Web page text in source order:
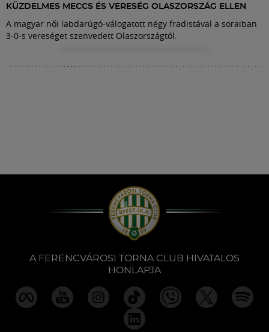
KÜZDELMES MECCS ÉS VERESÉG OLASZORSZÁG ELLEN
A magyar női labdarúgó-válogatott négy fradistával a soraiban
3-0-s vereséget szenvedett Olaszországtól.
A FERENCVÁROSI TORNA CLUB HIVATALOS
HONLAPJA
Közösség
Múzeum